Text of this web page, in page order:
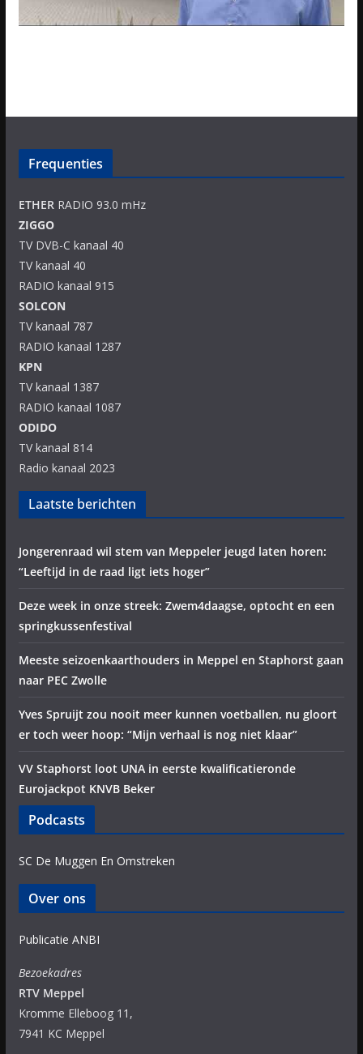
Frequenties
ETHERRADIO 93.0 mHz
ZIGGO
TV DVB-C kanaal 40
TV kanaal 40
RADIO kanaal 915
SOLCON
TV kanaal 787
RADIO kanaal 1287
KPN
TV kanaal 1387
RADIO kanaal 1087
ODIDO
TV kanaal 814
Radio kanaal 2023
Laatste berichten
Jongerenraad wil stem van Meppeler jeugd laten horen:
“Leeftijd in de raad ligt iets hoger”
Deze week in onze streek: Zwem4daagse, optocht en een
springkussenfestival
Meeste seizoenkaarthouders in Meppel en Staphorst gaan
naar PEC Zwolle
Yves Spruijt zou nooit meer kunnen voetballen, nu gloort
er toch weer hoop: “Mijn verhaal is nog niet klaar”
VV Staphorst loot UNA in eerste kwalificatieronde
Eurojackpot KNVB Beker
Podcasts
SC De Muggen En Omstreken
Over ons
Publicatie ANBI
Bezoekadres
RTV Meppel
Kromme Elleboog 11,
7941 KC Meppel